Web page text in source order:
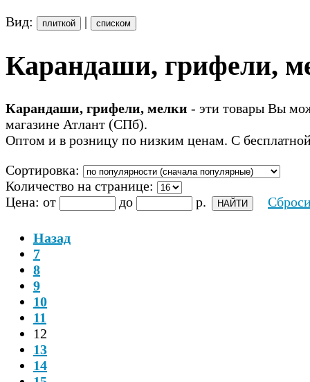
Вид:
плиткой | списком
Карандаши, грифели,
Карандаши, грифели, мелки - эти товары Вы
магазине Атлант (СПб).
Оптом и в розницу по низким ценам. С
Сортировка:
Количество на странице:
Цена: от до р.
Назад
7
8
9
10
11
12
13
14